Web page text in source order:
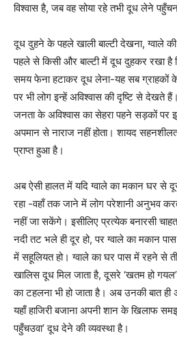
विश्वास है, जब वह सोया रहे तभी दूध लेने
दूध दुहने के पहले खाली बाल्टी देखना, ग्वाले
पहले से किसी और बाल्टी में दूध दुहकर रखा
समय फेना हटाकर दूध लेना-यह सब ग्राहकों
पर भी लोग इन्हें अविश्वास की दृष्टि से देखते
जनता के अविश्वास का सेहरा पहने सड़कों
अपमान से नाराज नहीं होता। शायद
प्राप्त हुआ है।
अब ऐसी हालत में यदि ग्वाले का मकान घर से
रहा -वहाँ तक जाने में लोग परेशानी अनुभव
नहीं जा सकेंगे। इसीलिए प्रत्येक बनारसी
नदी तट भले ही दूर हो, पर ग्वाले का मकान
में सहूलियत हो। ग्वाले का घर पास में रहने से
खालिस दूध मिल जाता है, दूसरे ‘खतम हो
का टहलना भी हो जाता है। अब उनकी बात
यहाँ हाजिरी बजाना अपनी शान के खिलाफ
पहुँचउवा’ दूध देने की व्यवस्था है।